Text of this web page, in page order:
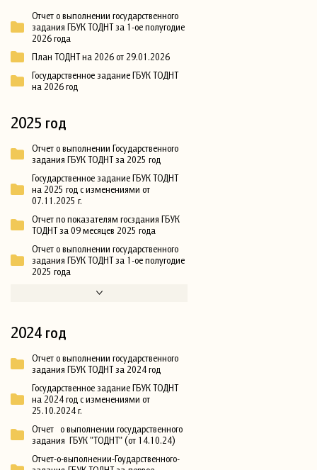
Отчет о выполнении государственного
задания ГБУК ТОДНТ за 1-ое полугодие
2026 года
План ТОДНТ на 2026 от 29.01.2026
Государственное задание ГБУК ТОДНТ
на 2026 год
2025 год
Отчет о выполнении Государственного
задания ГБУК ТОДНТ за 2025 год
Государственное задание ГБУК ТОДНТ
на 2025 год с изменениями от
07.11.2025 г.
Отчет по показателям госздания ГБУК
ТОДНТ за 09 месяцев 2025 года
Отчет о выполнении государственного
задания ГБУК ТОДНТ за 1-ое полугодие
2025 года
2024 год
Отчет о выполнении государственного
задания ГБУК ТОДНТ за 2024 год
Государственное задание ГБУК ТОДНТ
на 2024 год с изменениями от
25.10.2024 г.
Отчет о выполнении государственного
задания ГБУК "ТОДНТ" (от 14.10.24)
Отчет-о-выполнении-Гоударственного-